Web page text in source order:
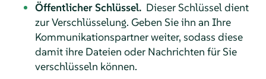
Öffentlicher Schlüssel. Dieser Schlüssel dient
zur Verschlüsselung. Geben Sie ihn an Ihre
Kommunikationspartner weiter, sodass diese
damit ihre Dateien oder Nachrichten für Sie
verschlüsseln können.